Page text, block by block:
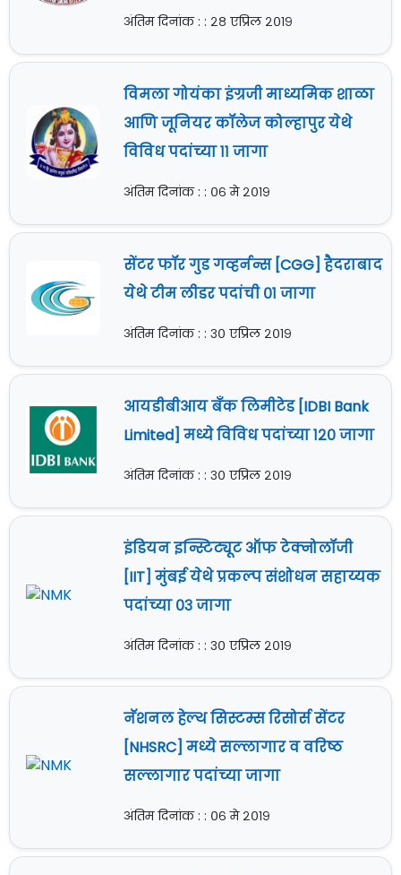
अंतिम दिनांक : : २८ एप्रिल २०१९
विमला गोयंका इंग्रजी माध्यमिक शाळा
आणि जूनियर कॉलेज कोल्हापुर येथे
विविध पदांच्या ११ जागा
अंतिम दिनांक : : ०६ मे २०१९
सेंटर फॉर गुड गव्हर्नन्स [CGG] हैदराबाद
येथे टीम लीडर पदांची ०१ जागा
अंतिम दिनांक : : ३० एप्रिल २०१९
आयडीबीआय बँक लिमीटेड [IDBI Bank
Limited] मध्ये विविध पदांच्या १२० जागा
अंतिम दिनांक : : ३० एप्रिल २०१९
इंडियन इन्स्टिट्यूट ऑफ टेक्नोलॉजी
[IIT] मुंबई येथे प्रकल्प संशोधन सहाय्यक
पदांच्या ०३ जागा
अंतिम दिनांक : : ३० एप्रिल २०१९
नॅशनल हेल्थ सिस्टम्स रिसोर्स सेंटर
[NHSRC] मध्ये सल्लागार व वरिष्ठ
सल्लागार पदांच्या जागा
अंतिम दिनांक : : ०६ मे २०१९